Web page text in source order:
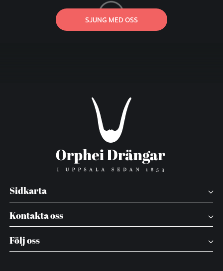
SJUNG MED OSS
Sidkarta
Kontakta oss
Följ oss